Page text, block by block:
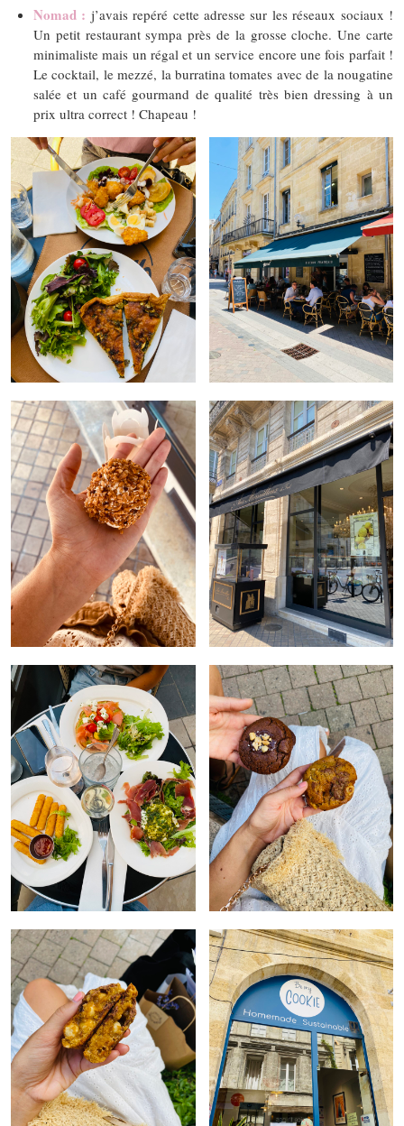
Nomad : j’avais repéré cette adresse sur les réseaux sociaux !
Un petit restaurant sympa près de la grosse cloche. Une carte
minimaliste mais un régal et un service encore une fois parfait !
Le cocktail, le mezzé, la burratina tomates avec de la nougatine
salée et un café gourmand de qualité très bien dressing à un
prix ultra correct ! Chapeau !